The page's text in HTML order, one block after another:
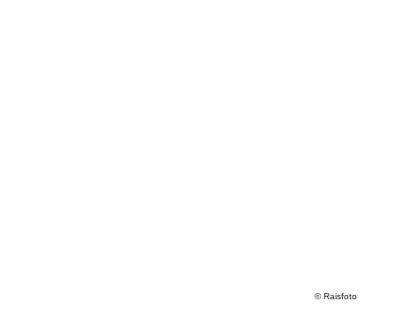
©Raisfoto